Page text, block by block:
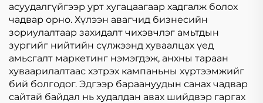
асуудалгүйгээр урт хугацаагаар хадгалж болох
чадвар орно. Хүлээн авагчид бизнесийн
зориулалтаар захидалт чихэвчлэг амьтдын
зургийг нийтийн сүлжээнд хуваалцах үед
амьсгалт маркетинг нэмэгдэж, анхны тараан
хуваарилалтаас хэтрэх кампаньны хүртээмжийг
бий болгодог. Эдгээр бараануудын санах чадвар
сайтай байдал нь худалдан авах шийдвэр гаргах